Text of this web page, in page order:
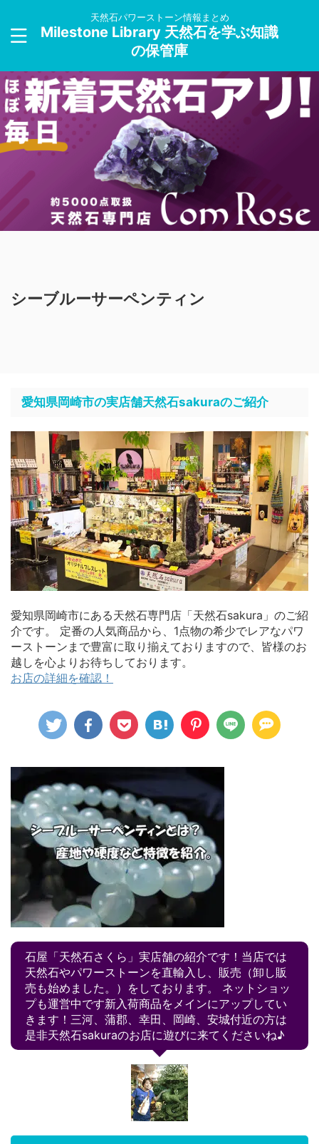
天然石パワーストーン情報まとめ
Milestone Library 天然石を学ぶ知識
の保管庫
シーブルーサーペンティン
愛知県岡崎市の実店舗天然石sakuraのご紹介
愛知県岡崎市にある天然石専門店「天然石sakura」のご紹
介です。 定番の人気商品から、1点物の希少でレアなパワ
ーストーンまで豊富に取り揃えておりますので、皆様のお
越しを心よりお待ちしております。
お店の詳細を確認！
石屋「天然石さくら」実店舗の紹介です！当店では
天然石やパワーストーンを直輸入し、販売（卸し販
売も始めました。）をしております。 ネットショッ
プも運営中です新入荷商品をメインにアップしてい
きます！三河、蒲郡、幸田、岡崎、安城付近の方は
是非天然石sakuraのお店に遊びに来てくださいね♪